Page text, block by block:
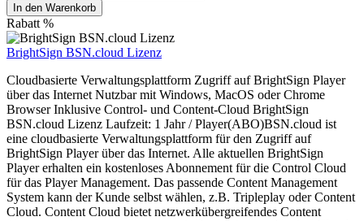
In den Warenkorb
Rabatt %
BrightSign BSN.cloud Lizenz
Cloudbasierte Verwaltungsplattform Zugriff auf BrightSign Player
über das Internet Nutzbar mit Windows, MacOS oder Chrome
Browser Inklusive Control- und Content-Cloud BrightSign
BSN.cloud Lizenz Laufzeit: 1 Jahr / Player(ABO)BSN.cloud ist
eine cloudbasierte Verwaltungsplattform für den Zugriff auf
BrightSign Player über das Internet. Alle aktuellen BrightSign
Player erhalten ein kostenloses Abonnement für die Control Cloud
für das Player Management. Das passende Content Management
System kann der Kunde selbst wählen, z.B. Tripleplay oder Content
Cloud. Content Cloud bietet netzwerkübergreifendes Content